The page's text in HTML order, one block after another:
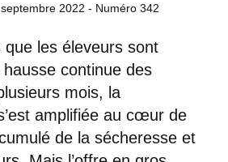
2022 - Numéro 342
les éleveurs sont
continue des
mois, la
amplifiée au cœur de
cumulé de la sécheresse et